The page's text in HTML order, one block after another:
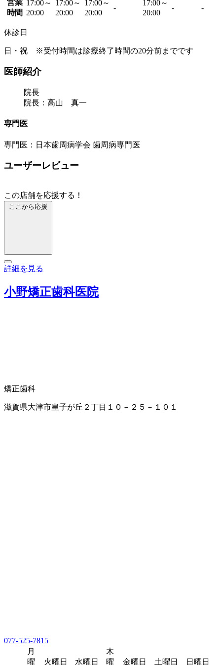
営業
時間
17:00～
20:00
17:00～
20:00
17:00～
20:00
-
17:00～
20:00
- -
休診日
日・祝 ※受付時間は診療終了時間の20分前までです
医師紹介
院長
院長：高山 真一
専門医
専門医：日本歯周病学会 歯周病専門医
ユーザーレビュー
この店舗を応援する！
ここから応援
詳細を見る
小野矯正歯科医院
矯正歯科
滋賀県大津市皇子が丘２丁目１０－２５－１０１
077-525-7815
月
曜
火曜日 水曜日
木
曜
金曜日 土曜日 日曜日